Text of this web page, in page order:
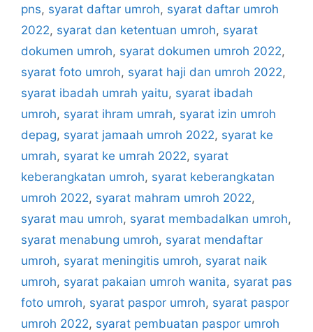
pns, syarat daftar umroh, syarat daftar umroh
2022, syarat dan ketentuan umroh, syarat
dokumen umroh, syarat dokumen umroh 2022,
syarat foto umroh, syarat haji dan umroh 2022,
syarat ibadah umrah yaitu, syarat ibadah
umroh, syarat ihram umrah, syarat izin umroh
depag, syarat jamaah umroh 2022, syarat ke
umrah, syarat ke umrah 2022, syarat
keberangkatan umroh, syarat keberangkatan
umroh 2022, syarat mahram umroh 2022,
syarat mau umroh, syarat membadalkan umroh,
syarat menabung umroh, syarat mendaftar
umroh, syarat meningitis umroh, syarat naik
umroh, syarat pakaian umroh wanita, syarat pas
foto umroh, syarat paspor umroh, syarat paspor
umroh 2022, syarat pembuatan paspor umroh